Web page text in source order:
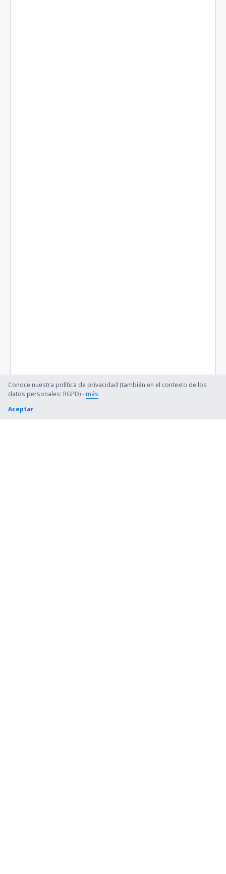
Conoce nuestra política de privacidad (también en el contexto de los
datos personales: RGPD) -más.
Aceptar